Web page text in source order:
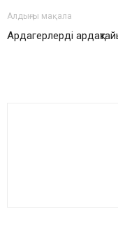
Алдыңғы мақала
Ардагерлерді